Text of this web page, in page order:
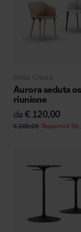
Della Chiara
Aurora seduta
riunione
da€ 120,00
€200,00 Risparmi€